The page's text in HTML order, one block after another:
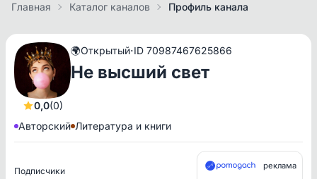
Главная Каталог каналов Профиль канала
0,0(0)
🌍Открытый·ID 70987467625866
Не высший свет
Авторский Литература и книги
Подписчики реклама